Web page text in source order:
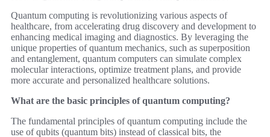
Quantum computing is revolutionizing various aspects of
healthcare, from accelerating drug discovery and development to
enhancing medical imaging and diagnostics. By leveraging the
unique properties of quantum mechanics, such as superposition
and entanglement, quantum computers can simulate complex
molecular interactions, optimize treatment plans, and provide
more accurate and personalized healthcare solutions.
What are the basic principles of quantum computing?
The fundamental principles of quantum computing include the
use of qubits (quantum bits) instead of classical bits, the